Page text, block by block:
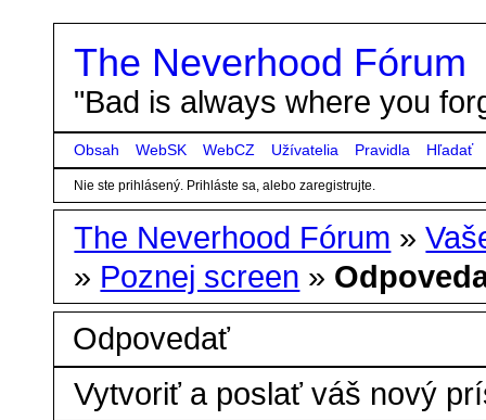
The Neverhood Fórum
"Bad is always where you
Obsah WebSK WebCZ Užívatelia Pravidla Hľadať
Nie ste prihlásený. Prihláste sa, alebo zaregistrujte.
The Neverhood Fórum »
» Poznej screen »
Odpovedať
Vytvoriť a poslať váš nový